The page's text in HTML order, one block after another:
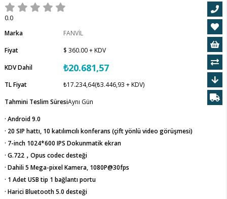
0.0
Marka
FANVİL
Fiyat
$ 360.00+ KDV
KDV Dahil
₺20.681,57
TL Fiyat ₺17.234,64(₺3.446,93 + KDV)
Tahmini Teslim SüresiAynı Gün
· Android 9.0
· 20 SIP hattı, 10 katılımcılı konferans (çift yönlü video görüşmesi)
· 7-inch 1024*600 IPS Dokunmatik ekran
· G.722，Opus codec desteği
· Dahili 5 Mega-pixel Kamera, 1080P@30fps
· 1 Adet USB tip 1 bağlantı portu
· Harici Bluetooth 5.0 desteği